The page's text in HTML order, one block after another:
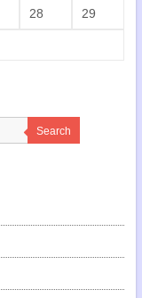
28 29
Search